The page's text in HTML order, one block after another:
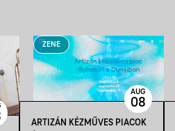
ZENE
ARTIZÁN KÉZMŰVES PIACOK
AUG
08